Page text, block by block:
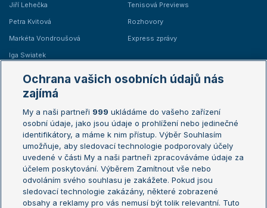
Jiří Lehečka
Petra Kvitová
Markéta Vondroušová
Iga Swiatek
Tenisová Previews
Rozhovory
Express zprávy
Žebříčky
Žebříček ATP (muži)
Žebříček WTA (ženy)
Sázkařský žebříček
Australian Open
French Open
Wimbledon
US Open
Turnaj mistrů
Turnaj mistryň
Ochrana vašich osobních údajů nás
zajímá
My a naši partneři 999 ukládáme do vašeho zařízení
osobní údaje, jako jsou údaje o prohlížení nebo jedinečné
identifikátory, a máme k nim přístup. Výběr Souhlasím
umožňuje, aby sledovací technologie podporovaly účely
uvedené v části My a naši partneři zpracováváme údaje za
účelem poskytování. Výběrem Zamítnout vše nebo
odvoláním svého souhlasu je zakážete. Pokud jsou
sledovací technologie zakázány, některé zobrazené
obsahy a reklamy pro vás nemusí být tolik relevantní. Tuto